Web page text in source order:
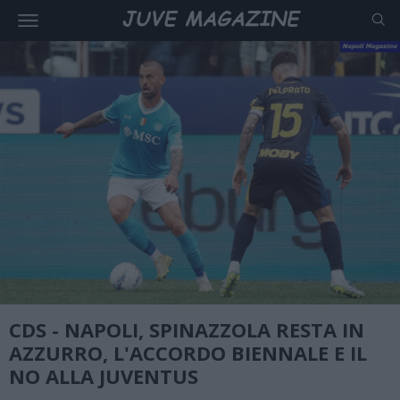
CDS - NAPOLI, SPINAZZOLA RESTA IN
AZZURRO, L'ACCORDO BIENNALE E IL
NO ALLA JUVENTUS